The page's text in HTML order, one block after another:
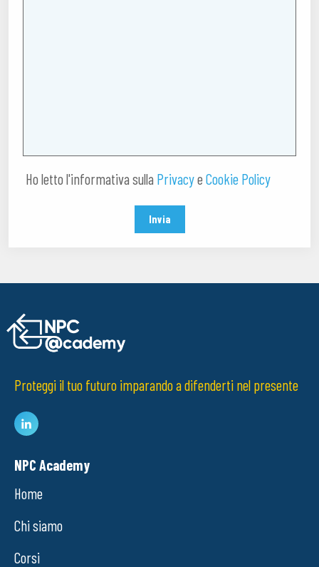
Ho letto l'informativa sulla Privacye Cookie Policy
Invia
Proteggi il tuo futuro imparando a difenderti nel presente
NPC Academy
Home
Chi siamo
Corsi